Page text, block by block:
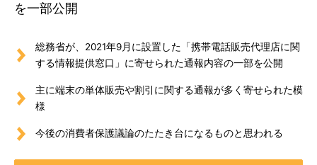
を一部公開
総務省が、2021年9月に設置した「携帯電話販売代理店に関
する情報提供窓口」に寄せられた通報内容の一部を公開
主に端末の単体販売や割引に関する通報が多く寄せられた模
様
今後の消費者保護議論のたたき台になるものと思われる